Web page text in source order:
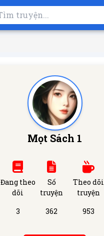
Mọt Sách 1
Đang theo
dõi
3
Số
truyện
362
Theo dõi
truyện
953